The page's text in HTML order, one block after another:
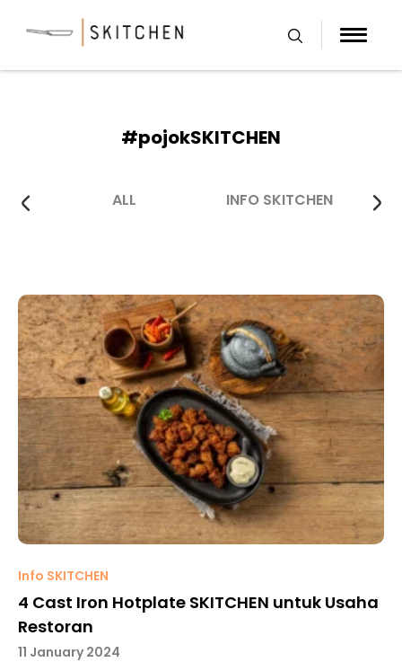
#pojokSKITCHEN
ALL INFO SKITCHEN
Info SKITCHEN
4 Cast Iron Hotplate SKITCHEN untuk Usaha
Restoran
11 January 2024